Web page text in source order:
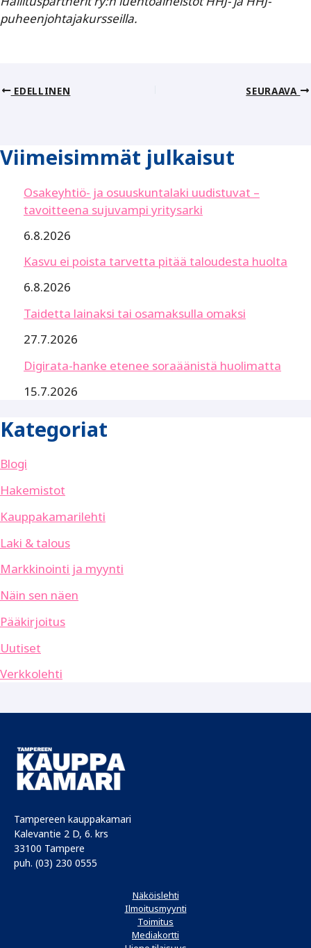
puheenjohtajakursseilla.
EDELLINEN SEURAAVA
Viimeisimmät julkaisut
Osakeyhtiö- ja osuuskuntalaki uudistuvat –
tavoitteena sujuvampi yritysarki
6.8.2026
Kasvu ei poista tarvetta pitää taloudesta huolta
6.8.2026
Taidetta lainaksi tai osamaksulla omaksi
27.7.2026
Digirata-hanke etenee soraäänistä huolimatta
15.7.2026
Kategoriat
Blogi
Hakemistot
Kauppakamarilehti
Laki & talous
Markkinointi ja myynti
Näin sen näen
Pääkirjoitus
Uutiset
Verkkolehti
Tampereen kauppakamari
Kalevantie 2 D, 6. krs
33100 Tampere
puh. (03) 230 0555
Näköislehti
Ilmoitusmyynti
Toimitus
Mediakortti